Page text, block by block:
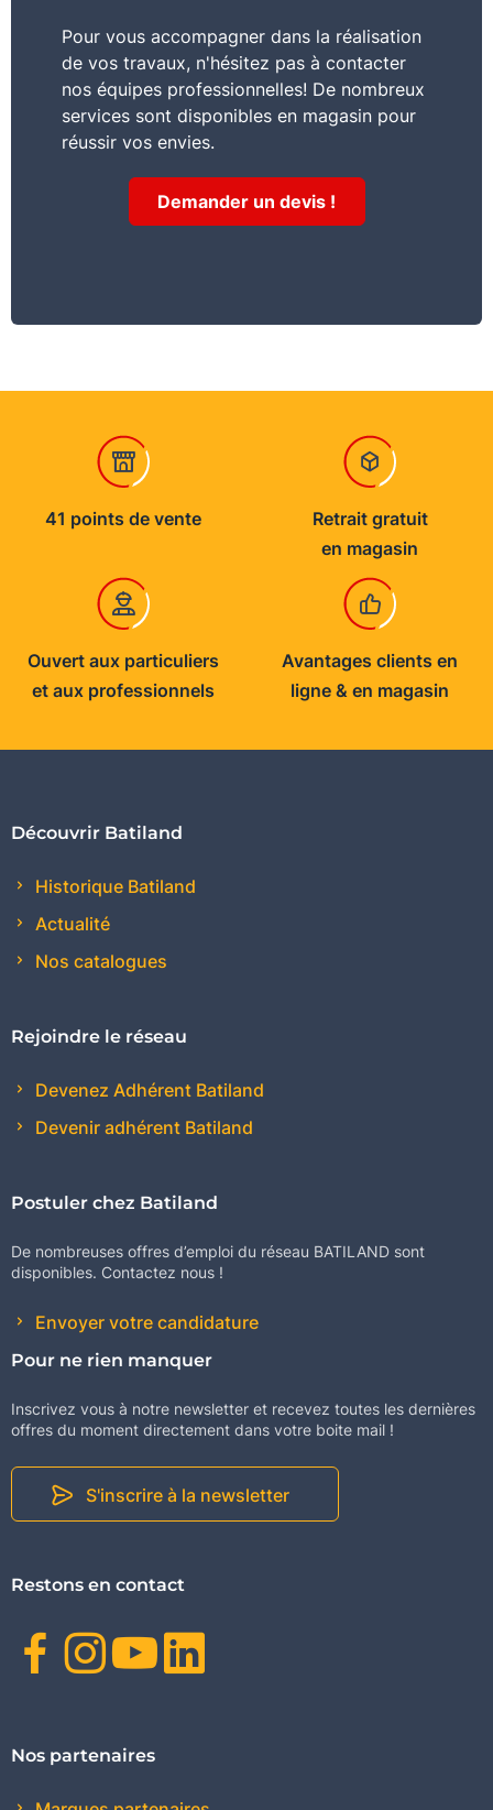
Pour vous accompagner dans la réalisation
de vos travaux, n'hésitez pas à contacter
nos équipes professionnelles! De nombreux
services sont disponibles en magasin pour
réussir vos envies.
Demander un devis !
41 points de vente
Retrait gratuit
en magasin
Ouvert aux particuliers
et aux professionnels
Avantages clients en
ligne & en magasin
Découvrir Batiland
Historique Batiland
Actualité
Nos catalogues
Rejoindre le réseau
Devenez Adhérent Batiland
Devenir adhérent Batiland
Postuler chez Batiland
De nombreuses offres d’emploi du réseau BATILAND sont
disponibles. Contactez nous !
Envoyer votre candidature
Pour ne rien manquer
Inscrivez vous à notre newsletter et recevez toutes les dernières
offres du moment directement dans votre boite mail !
S'inscrire à la newsletter
Restons en contact
Facebook
Instagram
Youtube
Nos partenaires